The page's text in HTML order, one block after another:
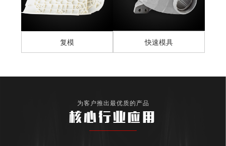
复模 快速模具
为客户推出最优质的产品
核心行业应用